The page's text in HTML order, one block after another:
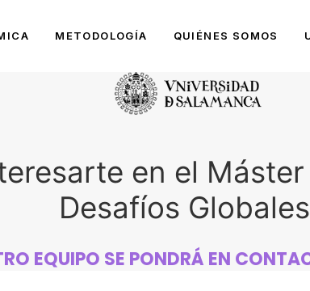
METODOLOGÍA QUIÉNES SOMOS
en el
Desafíos
EQUIPO SE PONDRÁ EN